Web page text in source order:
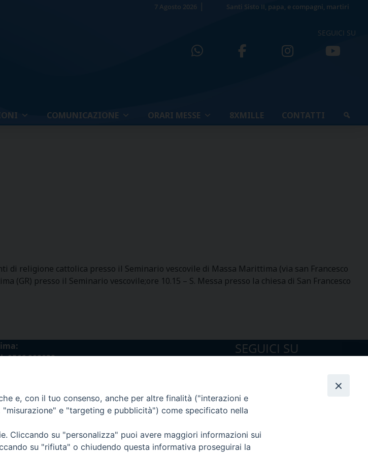
7 Agosto 2026 Santi Sisto II, papa, e compagni, martiri
SEGUICI SU
COMUNICAZIONE ORARI MESSE 8XMILLE CONTATTI
di religione cattolica presso il Seminario vescovile di Massa Marittima (via san Francesco
presso il Seminario vescovile;ore 10.15 – S. Messa presso la chiesa di San Francesco
0566 902039
Tel e Fax: 0565 32036
SEGUICI SU
e, con il tuo consenso, anche per altre finalità ("interazioni e
e "targeting e pubblicità") come specificato nella
Cliccando su "personalizza" puoi avere maggiori informazioni sui
su "rifiuta" o chiudendo questa informativa proseguirai la